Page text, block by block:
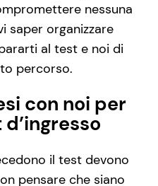
nessuna
saper organizzare
al test e noi di
percorso.
con noi per
il test devono
pensare che siano